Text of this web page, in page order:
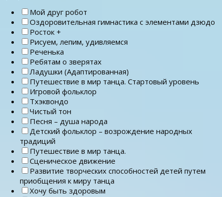
Мой друг робот
Оздоровительная гимнастика с элементами дзюдо
Росток +
Рисуем, лепим, удивляемся
Реченька
Ребятам о зверятах
Ладушки (Адаптированная)
Путешествие в мир танца. Стартовый уровень
Игровой фольклор
Тхэквондо
Чистый тон
Песня – душа народа
Детский фольклор – возрождение народных
традиций
Путешествие в мир танца.
Сценическое движение
Развитие творческих способностей детей путем
приобщения к миру танца
Хочу быть здоровым